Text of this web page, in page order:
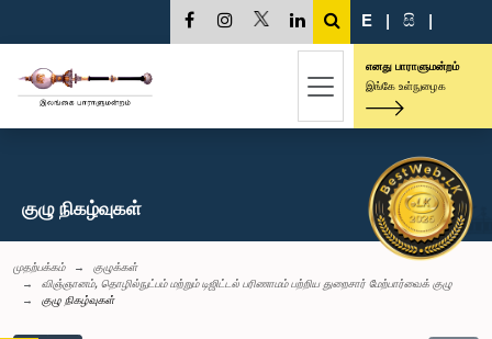
E | සි |
எனது பாராளுமன்றம்
இங்கே உள்நுழைக
குழு நிகழ்வுகள்
முதற்பக்கம்
குழுக்கள்
விஞ்ஞானம், தொழில்நுட்பம் மற்றும் டிஜிட்டல் பரிணாமம் பற்றிய துறைசார் மேற்பார்வைக் குழு
குழு நிகழ்வுகள்